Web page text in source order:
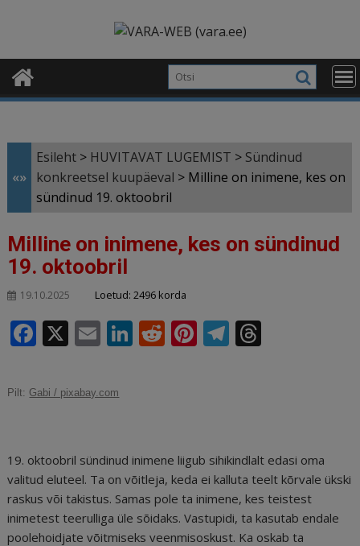
«»
Esileht > HUVITAVAT LUGEMIST > Sündinud
konkreetsel kuupäeval > Milline on inimene, kes on
sündinud 19. oktoobril
Milline on inimene, kes on sündinud
19. oktoobril
19.10.2025 Loetud: 2496 korda
F
c
o
o
k
X E
ai
Li
n
R Pi
st
T
m d
s
Pilt: Gabi / pixabay.com
19. oktoobril sündinud inimene liigub sihikindlalt edasi oma
valitud eluteel. Ta on võitleja, keda ei kalluta teelt kõrvale ükski
raskus või takistus. Samas pole ta inimene, kes teistest
inimetest teerulliga üle sõidaks. Vastupidi, ta kasutab endale
poolehoidjate võitmiseks veenmisoskust. Ka oskab ta